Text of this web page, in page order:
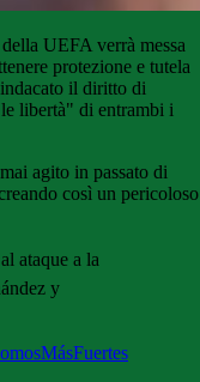
UEFA verrà messa
protezione e tutela
il diritto di
libertà" di entrambi i
agito in passato di
così un pericoloso
ataque a la
y